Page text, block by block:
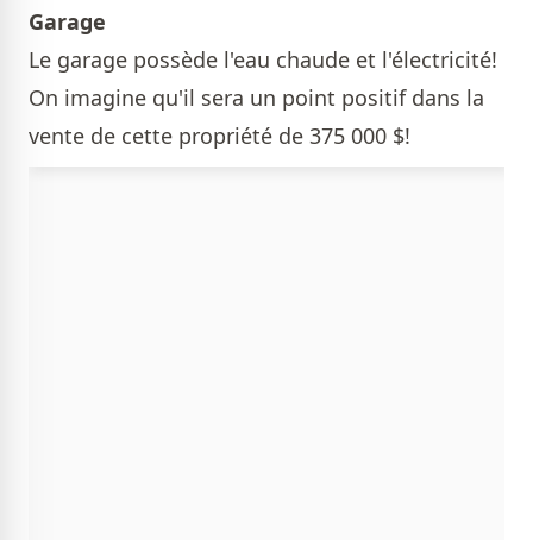
Garage
Le garage possède l'eau chaude et l'électricité!
On imagine qu'il sera un point positif dans la
vente de cette propriété de 375 000 $!